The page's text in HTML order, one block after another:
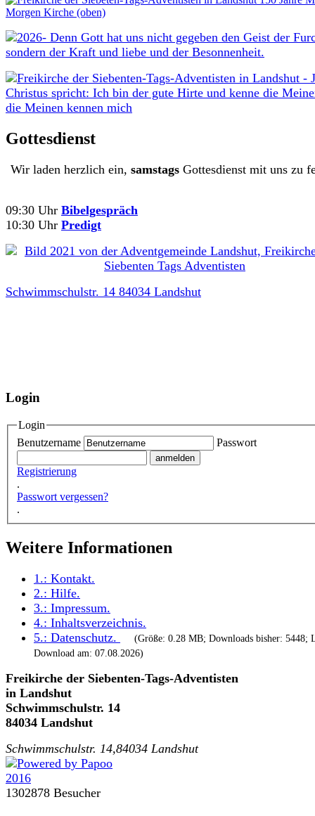
Gottesdienst
Wir laden herzlich ein, samstagsGottesdienst mit uns zu
09:30 Uhr Bibelgespräch
10:30 Uhr Predigt
Schwimmschulstr. 14 84034 Landshut
Login
Login
Benutzername
Passwort
Registrierung
.
Passwort vergessen?
.
Weitere Informationen
1.: Kontakt.
2.: Hilfe.
3.: Impressum.
4.: Inhaltsverzeichnis.
5.: Datenschutz.
(Größe: 0.28 MB; Downloads bisher: 5448;
Download am: 07.08.2026)
Freikirche der Siebenten-Tags-Adventisten
in Landshut
Schwimmschulstr. 14
84034 Landshut
Schwimmschulstr. 14,84034 Landshut
1302878 Besucher